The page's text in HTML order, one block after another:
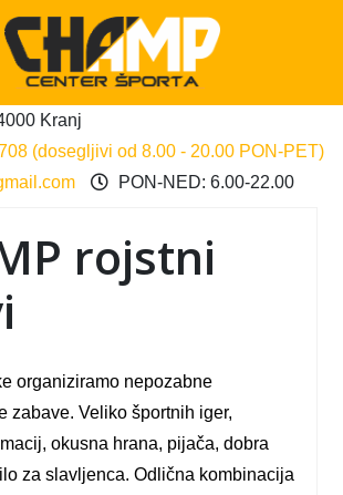
Kranj
(dosegljivi od 8.00 - 20.00 PON-PET)
PON-NED: 6.00-22.00
rojstni
organiziramo nepozabne
zabave. Veliko športnih iger,
okusna hrana, pijača, dobra
za slavljenca. Odlična kombinacija